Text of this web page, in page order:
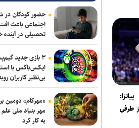
طرفی
حضور عضو هیات مدیره
کلباسی به چادرملو پیوست
عالیشاه در یک قدمی گل‌گهر
باقری قراردادش را با پیکان تمدید
۱۴۰۵
حضور کودکان در
اجتماعی باعث
تحصیلی در
۳ بازی جدید
ایکس‌باکس با
بی‌نظیر کاربران
«مهرکام» دومین
مهر بنیاد ملی علم
به کار کرد